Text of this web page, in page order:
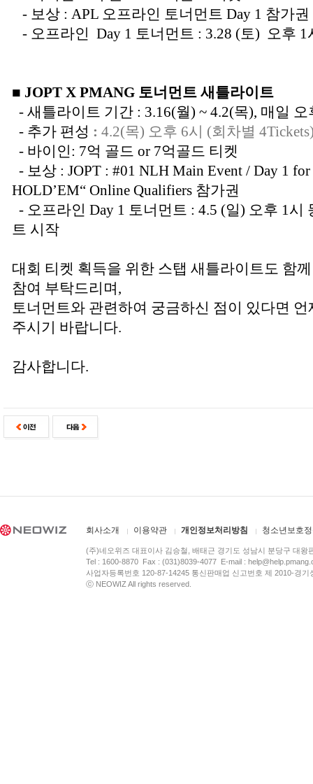
- 보상 : APL 오프라인 토너먼트 Day 1 참가
- 오프라인 Day 1 토너먼트 : 3.28 (토) 오후 1
■ JOPT X PMANG 토너먼트 새틀라이트
- 새틀라이트 기간 : 3.16(월) ~ 4.2(목), 매일 오
- 추가 편성 : 4.2(목) 오후 6시 (회차별
- 바이인: 7억 골드 or 7억골드 티켓
- 보상 : JOPT : #01 NLH Main Event / Day 1
HOLD’EM“ Online Qualifiers 참가권
- 오프라인 Day 1 토너먼트 : 4.5 (일) 오후 1시
트 시작
대회 티켓 획득을 위한 스탭 새틀라이트도 함
참여 부탁드리며,
토너먼트와 관련하여 궁금하신 점이 있다면
주시기 바랍니다.
감사합니다.
회사소개 이용약관 개인정보처리방침 청소년보호
(주)네오위즈 대표이사 김승철, 배태근 경기도 성남시 분당구 대왕
Tel : 1600-8870 Fax : (031)8039-4077 E-mail :
사업자등록번호 120-87-14245 통신판매업 신고번호 제 2010-경
ⓒ NEOWIZ All rights reserved.